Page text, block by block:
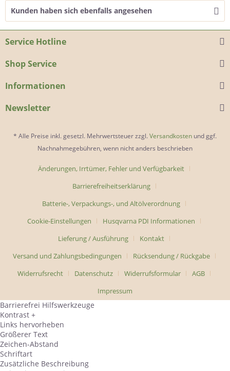
Kunden haben sich ebenfalls angesehen
Service Hotline
Shop Service
Informationen
Newsletter
* Alle Preise inkl. gesetzl. Mehrwertsteuer zzgl.Versandkosten und ggf.
Nachnahmegebühren, wenn nicht anders beschrieben
Änderungen, Irrtümer, Fehler und Verfügbarkeit
Barrierefreiheitserklärung
Batterie-, Verpackungs-, und Altölverordnung
Cookie-Einstellungen
Husqvarna PDI Informationen
Lieferung / Ausführung
Kontakt
Versand und Zahlungsbedingungen
Rücksendung / Rückgabe
Widerrufsrecht
Datenschutz Widerrufsformular
AGB
Impressum
Barrierefrei Hilfswerkzeuge
Kontrast +
Links hervorheben
Größerer Text
Zeichen-Abstand
Schriftart
Zusätzliche Beschreibung